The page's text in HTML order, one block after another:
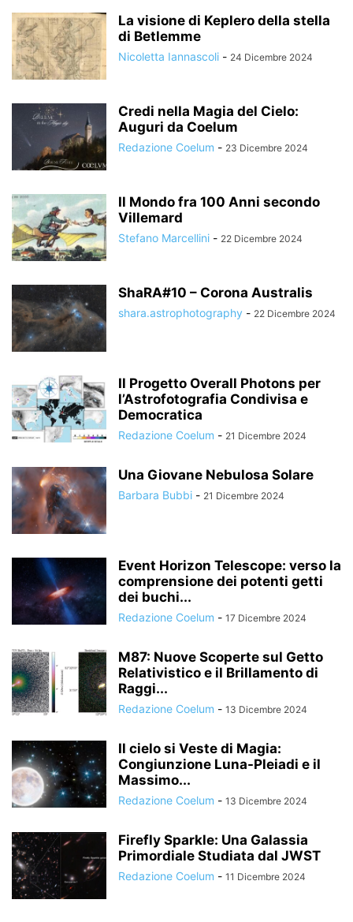
La visione di Keplero della stella
di Betlemme
Nicoletta Iannascoli - 24 Dicembre 2024
Credi nella Magia del Cielo:
Auguri da Coelum
Redazione Coelum - 23 Dicembre 2024
Il Mondo fra 100 Anni secondo
Villemard
Stefano Marcellini - 22 Dicembre 2024
ShaRA#10 – Corona Australis
shara.astrophotography - 22 Dicembre 2024
Il Progetto Overall Photons per
l’Astrofotografia Condivisa e
Democratica
Redazione Coelum - 21 Dicembre 2024
Una Giovane Nebulosa Solare
Barbara Bubbi - 21 Dicembre 2024
Event Horizon Telescope: verso la
comprensione dei potenti getti
dei buchi...
Redazione Coelum - 17 Dicembre 2024
M87: Nuove Scoperte sul Getto
Relativistico e il Brillamento di
Raggi...
Redazione Coelum - 13 Dicembre 2024
Il cielo si Veste di Magia:
Congiunzione Luna-Pleiadi e il
Massimo...
Redazione Coelum - 13 Dicembre 2024
Firefly Sparkle: Una Galassia
Primordiale Studiata dal JWST
Redazione Coelum - 11 Dicembre 2024